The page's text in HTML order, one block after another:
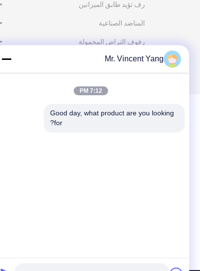
رف تؤيد طابق الميزانين
المناضد الصناعية
رفوف التراص المحمولة
Mr. Vincent Yang
7:12 PM
Good day, what product are you looking
for?